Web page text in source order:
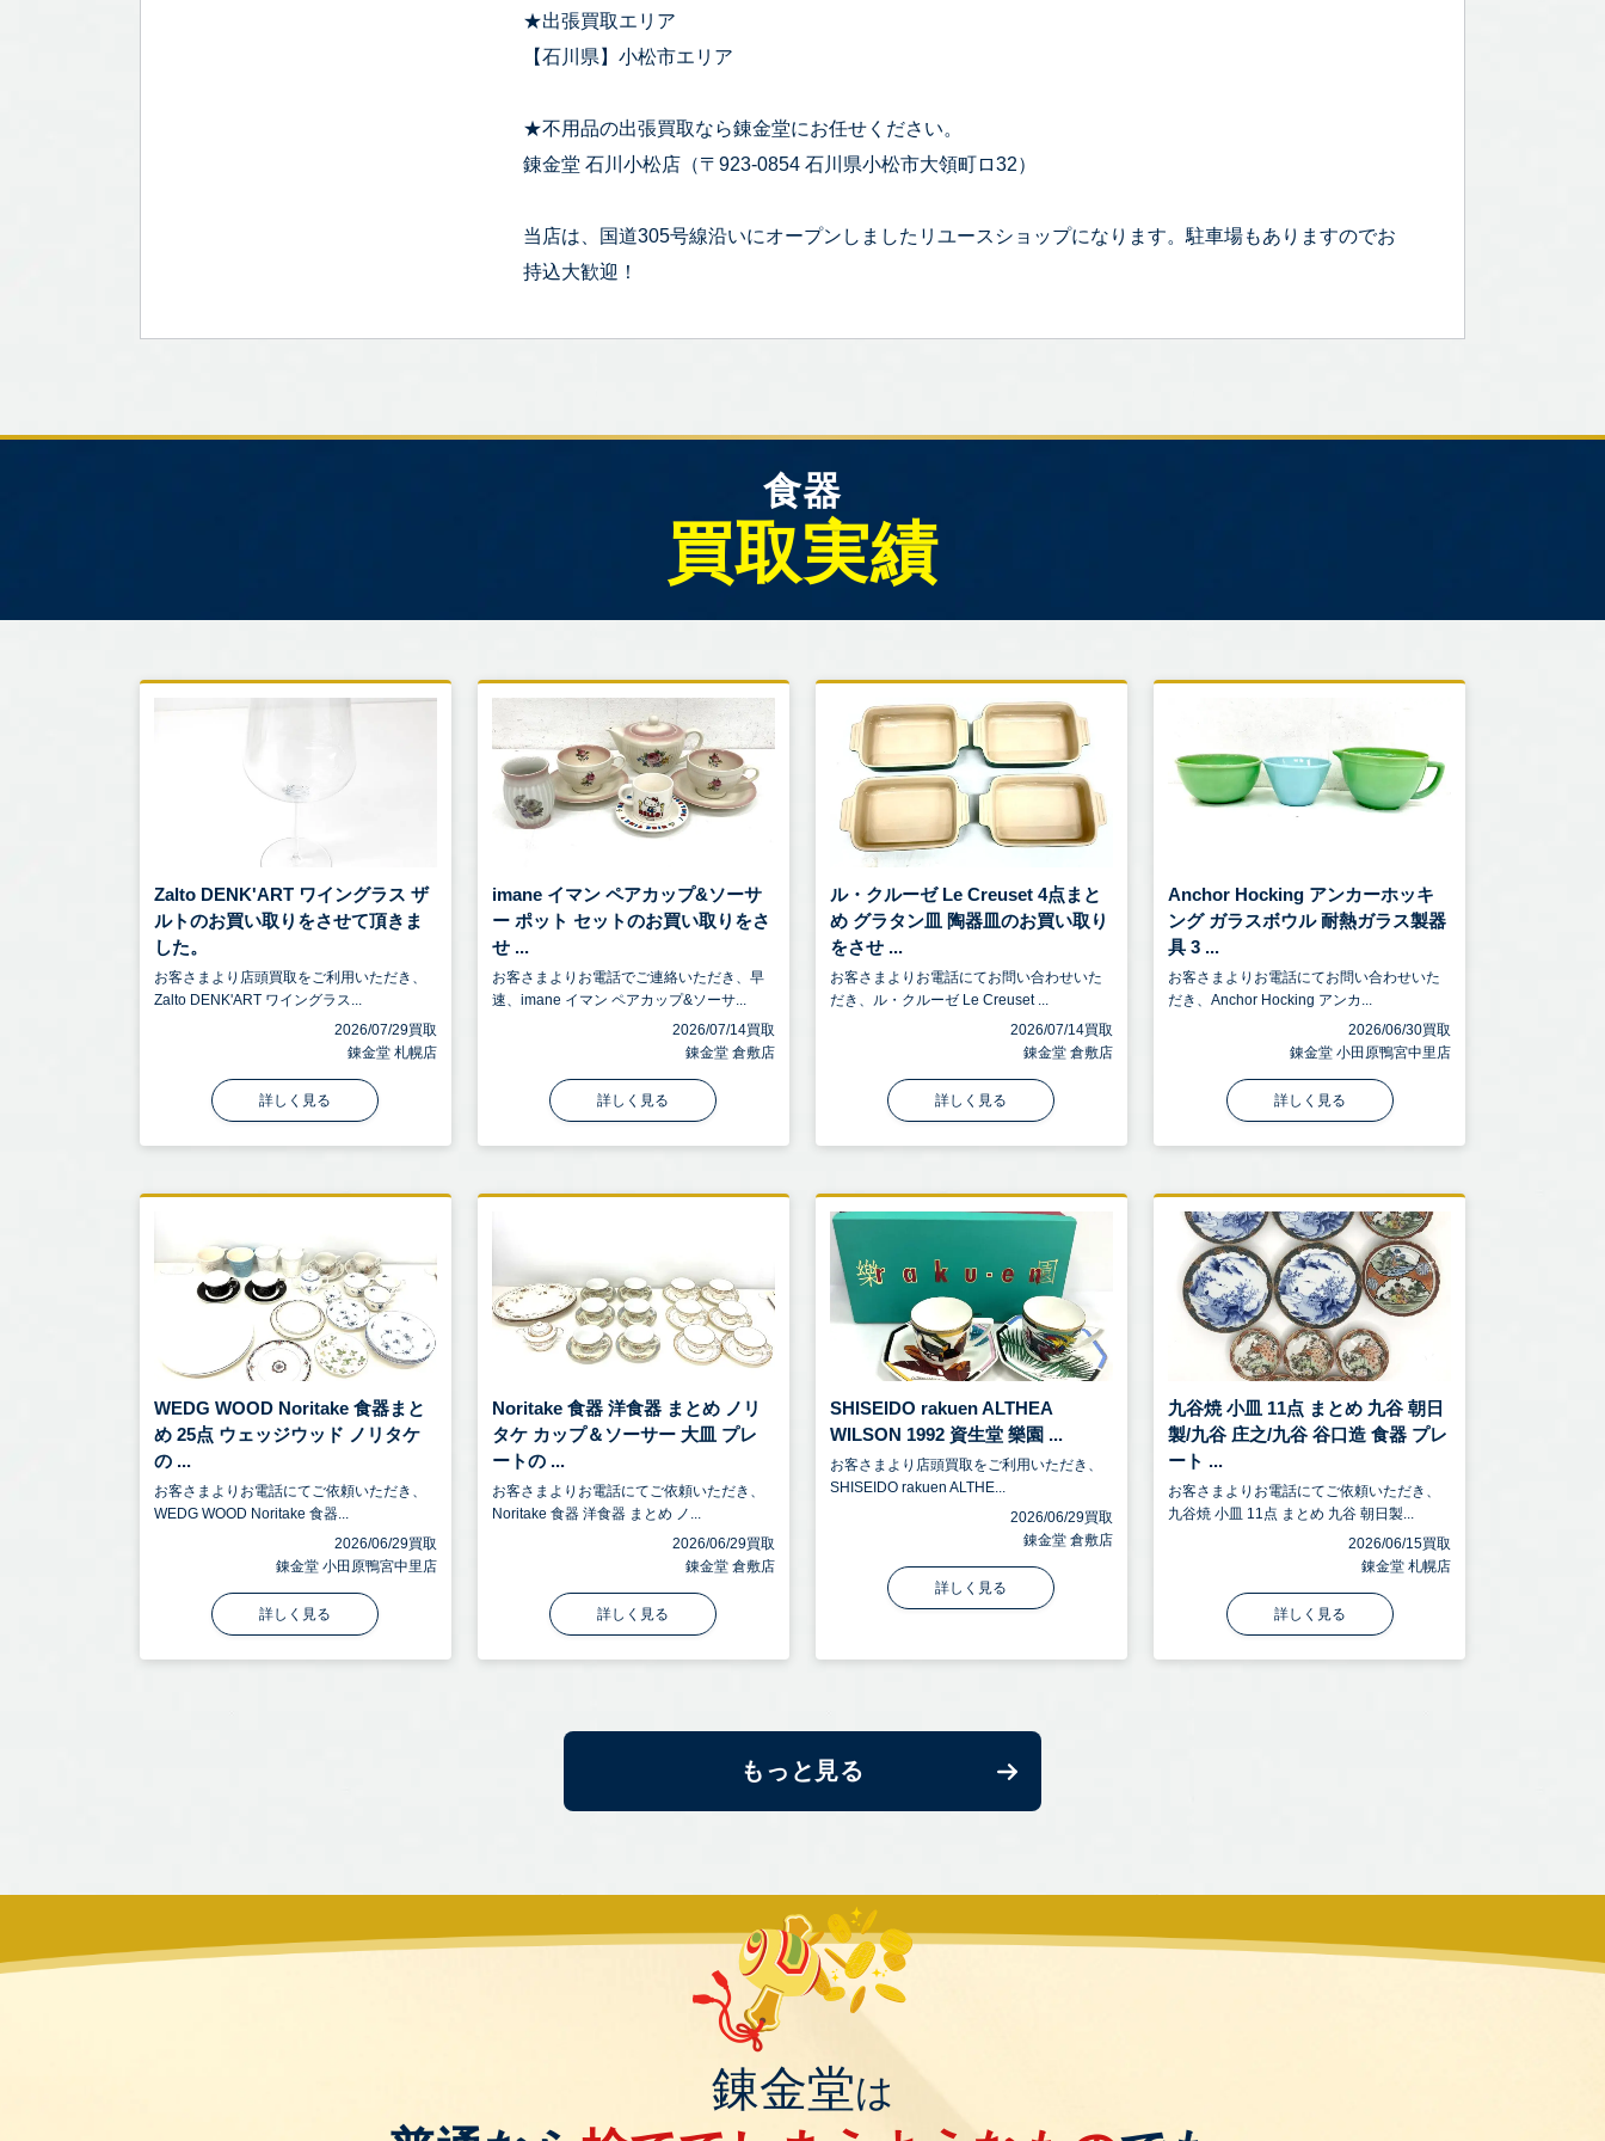
★出張買取エリア
【石川県】小松市エリア
★不用品の出張買取なら錬金堂にお任せください。
錬金堂 石川小松店（〒923-0854 石川県小松市大領町ロ32）
当店は、国道305号線沿いにオープンしましたリユースショップになります。駐車場もありますのでお
持込大歓迎！
食器
買取実績
Zalto DENK'ART ワイングラス ザ
ルトのお買い取りをさせて頂きま
した。
お客さまより店頭買取をご利用いただき、
Zalto DENK'ART ワイングラス...
2026/07/29買取
錬金堂 札幌店
詳しく見る
imane イマン ペアカップ&ソーサ
ー ポット セットのお買い取りをさ
せ ...
お客さまよりお電話でご連絡いただき、早
速、imane イマン ペアカップ&ソーサ...
2026/07/14買取
錬金堂 倉敷店
詳しく見る
ル・クルーゼ Le Creuset 4点まと
め グラタン皿 陶器皿のお買い取り
をさせ ...
お客さまよりお電話にてお問い合わせいた
だき、ル・クルーゼ Le Creuset ...
2026/07/14買取
錬金堂 倉敷店
詳しく見る
Anchor Hocking アンカーホッキ
ング ガラスボウル 耐熱ガラス製器
具 3 ...
お客さまよりお電話にてお問い合わせいた
だき、Anchor Hocking アンカ...
2026/06/30買取
錬金堂 小田原鴨宮中里店
詳しく見る
WEDG WOOD Noritake 食器まと
め 25点 ウェッジウッド ノリタケ
の ...
お客さまよりお電話にてご依頼いただき、
WEDG WOOD Noritake 食器...
2026/06/29買取
錬金堂 小田原鴨宮中里店
詳しく見る
Noritake 食器 洋食器 まとめ ノリ
タケ カップ＆ソーサー 大皿 プレ
ートの ...
お客さまよりお電話にてご依頼いただき、
Noritake 食器 洋食器 まとめ ノ...
2026/06/29買取
錬金堂 倉敷店
詳しく見る
SHISEIDO rakuen ALTHEA
WILSON 1992 資生堂 樂園 ...
お客さまより店頭買取をご利用いただき、
SHISEIDO rakuen ALTHE...
2026/06/29買取
錬金堂 倉敷店
詳しく見る
九谷焼 小皿 11点 まとめ 九谷 朝日
製/九谷 庄之/九谷 谷口造 食器 プレ
ート ...
お客さまよりお電話にてご依頼いただき、
九谷焼 小皿 11点 まとめ 九谷 朝日製...
2026/06/15買取
錬金堂 札幌店
詳しく見る
もっと見る
錬金堂は